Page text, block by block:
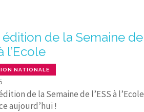
de la Semaine de
l’Ecole
NATIONALE
de la Semaine de l’ESS à l’Ecole
aujourd’hui !